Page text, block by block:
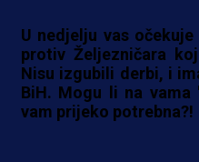
U nedjelju vas
protiv Željezničara
Nisu izgubili derbi, i
BiH. Mogu li na
vam prijeko potrebna?!